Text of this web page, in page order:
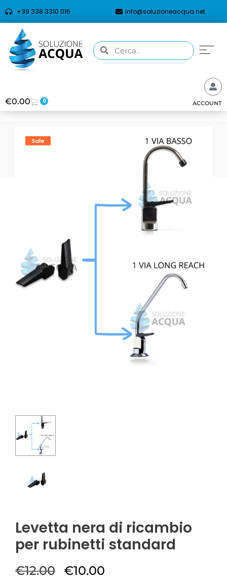
+39 338 3310 016 info@soluzioneacqua.net
€0.00 0 ACCOUNT
Sale
Levetta nera di ricambio
per rubinetti standard
€12.00 €10.00